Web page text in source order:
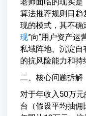
老师面临的现实是
算法推荐规则日趋
现的模式，其不确
现”向“用户资产运
私域阵地、沉淀自
的抗风险能力和持
二、核心问题拆解
对于年收入50万
台（假设平均抽佣